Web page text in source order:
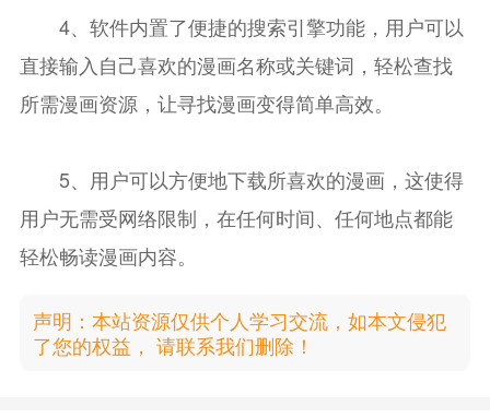
4、软件内置了便捷的搜索引擎功能，用户可以
直接输入自己喜欢的漫画名称或关键词，轻松查找
所需漫画资源，让寻找漫画变得简单高效。
5、用户可以方便地下载所喜欢的漫画，这使得
用户无需受网络限制，在任何时间、任何地点都能
轻松畅读漫画内容。
声明：本站资源仅供个人学习交流，如本文侵犯
了您的权益， 请联系我们删除！